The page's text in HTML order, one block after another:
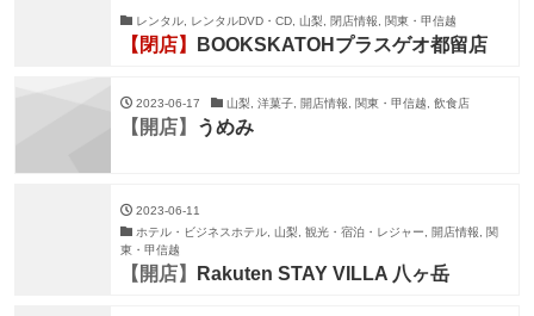
レンタル, レンタルDVD・CD, 山梨, 閉店情報, 関東・甲信越
【閉店】 BOOKSKATOHプラスゲオ都留店
2023-06-17 山梨, 洋菓子, 開店情報, 関東・甲信越, 飲食店
【開店】 うめみ
2023-06-11
ホテル・ビジネスホテル, 山梨, 観光・宿泊・レジャー, 開店情報, 関
東・甲信越
【開店】 Rakuten STAY VILLA 八ヶ岳